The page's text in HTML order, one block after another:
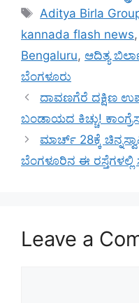
Tags
Aditya Birla
kannada flash news,
Bengaluru, ಆದಿತ್ಯ
ಬೆಂಗಳೂರು
ದಾವಣಗೆರೆ ದಕ್ಷಿಣ
ಬಂಡಾಯದ ಕಿಚ್ಚು!
ಮಾರ್ಚ್ 28ಕ್ಕೆ
ಬೆಂಗಳೂರಿನ ಈ
Leave a